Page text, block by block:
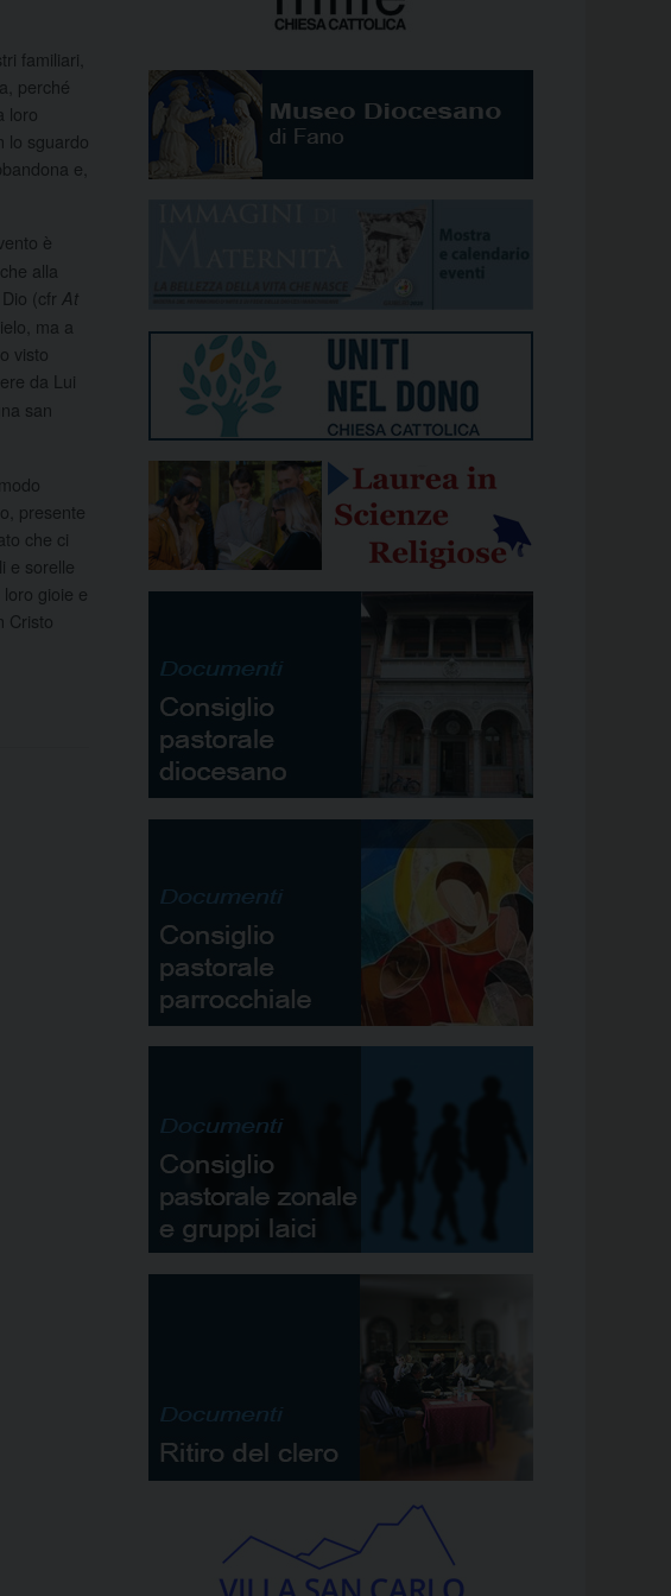
familiari,
perché
loro
lo sguardo
e,
è
alla
(cfr At
ma a
visto
da Lui
san
presente
che ci
e sorelle
gioie e
Cristo